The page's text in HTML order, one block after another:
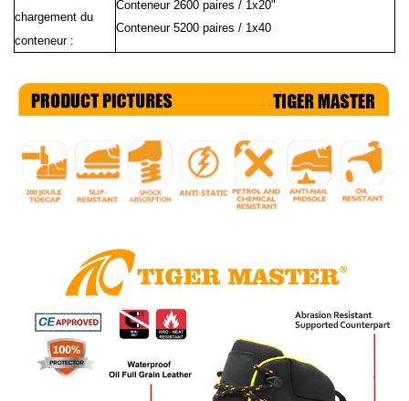
chargement du
conteneur :
Conteneur 2600 paires / 1x20"
Conteneur 5200 paires / 1x40